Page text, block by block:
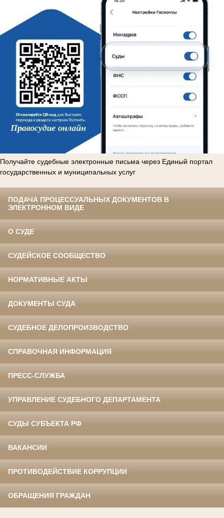
Получайте судебные электронные письма через Единый портал
государственных и муниципальных услуг
ПОДАЧА ПРОЦЕССУАЛЬНЫХ ДОКУМЕНТОВ В
ЭЛЕКТРОННОМ ВИДЕ
О СУДЕ
СУДЕЙСКОЕ СООБЩЕСТВО
НОРМАТИВНЫЕ АКТЫ
ДОКУМЕНТЫ СУДА
СУДЕБНОЕ ДЕЛОПРОИЗВОДСТВО
СПРАВОЧНАЯ ИНФОРМАЦИЯ
ПРЕСС-СЛУЖБА
УПРАВЛЕНИЕ СУДЕБНОГО ДЕПАРТАМЕНТА
СУДЫ СУБЪЕКТА РФ
ВАКАНСИИ
ПРОТИВОДЕЙСТВИЕ КОРРУПЦИИ
ОБРАЩЕНИЯ ГРАЖДАН